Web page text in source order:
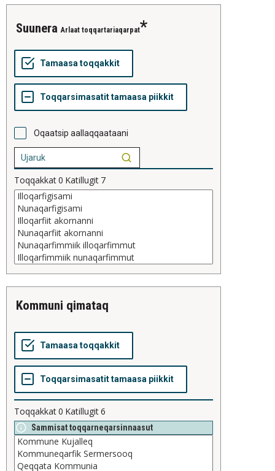
suunera Arlaat toqqartariaqarpat
Oqaatsip aallaqqaataani
Toqqakkat0 Katillugit 7
kommuni qimataq
Toqqakkat0 Katillugit6
Sammisat toqqarneqarsinnaasut